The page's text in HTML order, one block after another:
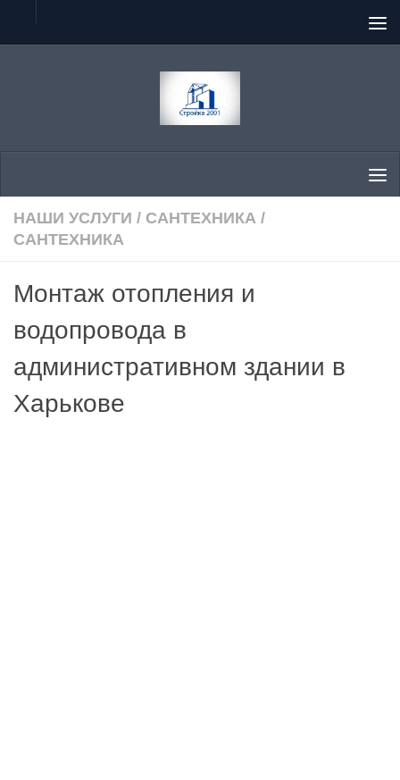
Перейти к содержимому
НАШИ УСЛУГИ / САНТЕХНИКА /
САНТЕХНИКА
Монтаж отопления и
водопровода в
административном здании в
Харькове